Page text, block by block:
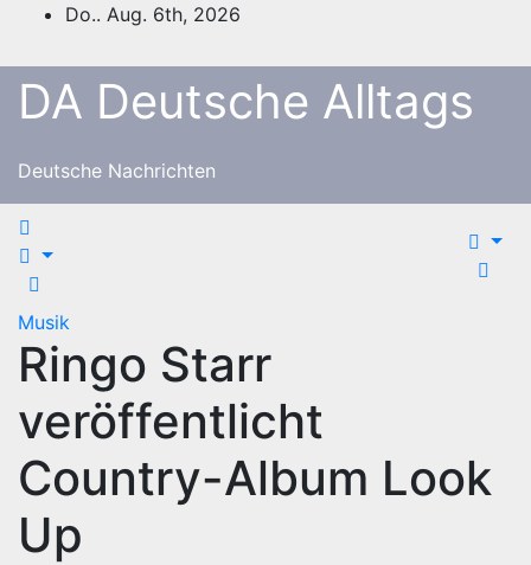
springen
Do.. Aug. 6th, 2026
DA Deutsche Alltags
Deutsche Nachrichten
Musik
Ringo Starr
veröffentlicht
Country-Album Look
Up